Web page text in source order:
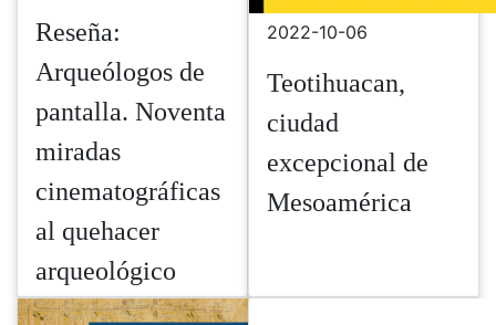
Reseña:
Arqueólogos de
pantalla. Noventa
miradas
cinematográficas
al quehacer
arqueológico
2022-10-06
Teotihuacan,
ciudad
excepcional de
Mesoamérica